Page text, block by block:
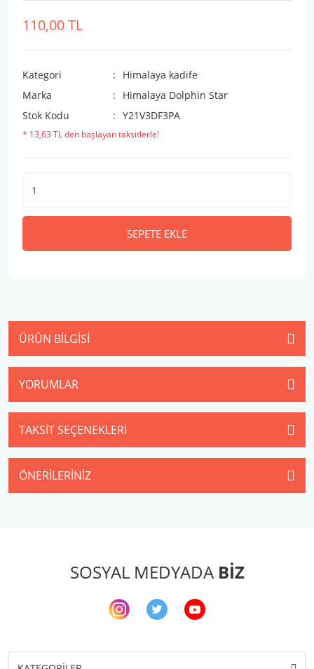
110,00 TL
Kategori
Himalaya kadife
Marka
Himalaya Dolphin Star
Stok Kodu
Y21V3DF3PA
* 13,63 TL den başlayan taksitlerle!
SEPETE EKLE
ÜRÜN BILGISI
YORUMLAR
TAKSIT SEÇENEKLERI
ÖNERILERINIZ
SOSYAL MEDYADA BİZ